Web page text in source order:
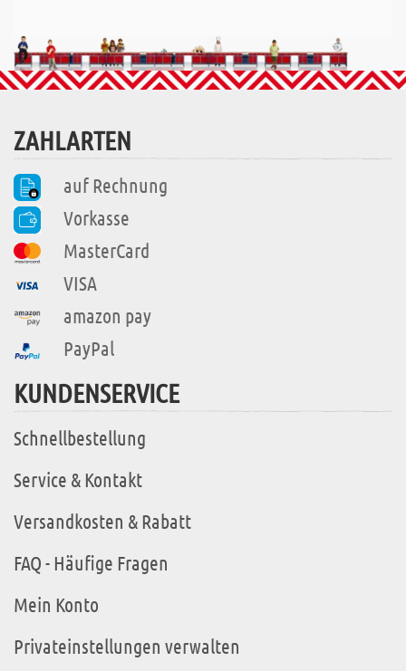
ZAHLARTEN
auf Rechnung
Vorkasse
MasterCard
VISA
amazon pay
PayPal
KUNDENSERVICE
Schnellbestellung
Service & Kontakt
Versandkosten & Rabatt
FAQ - Häufige Fragen
Mein Konto
Privateinstellungen verwalten